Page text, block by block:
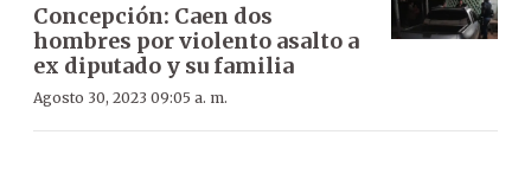
Concepción: Caen dos
hombres por violento asalto a
ex diputado y su familia
Agosto 30, 2023 09:05 a. m.